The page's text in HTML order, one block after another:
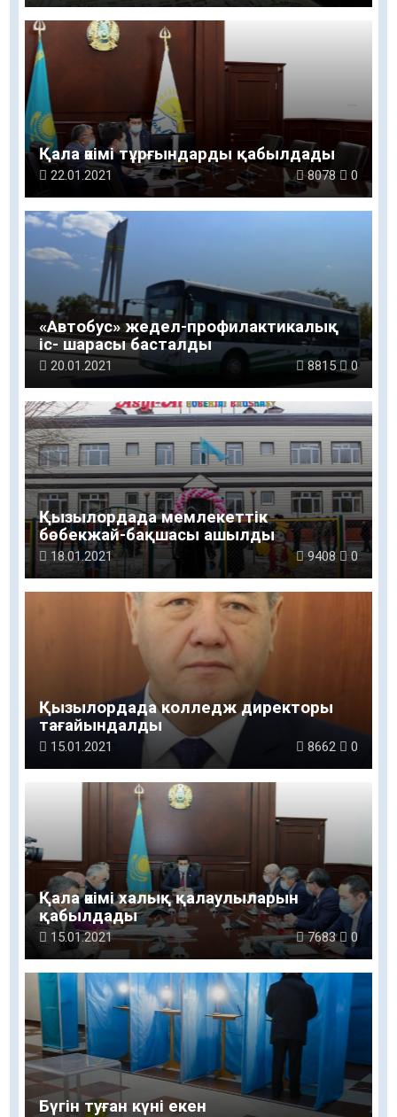
Қала әкімі тұрғындарды қабылдады
22.01.2021 8078 0
«Автобус» жедел-профилактикалық
іс- шарасы басталды
20.01.2021 8815 0
Қызылордада мемлекеттік
бөбекжай-бақшасы ашылды
18.01.2021 9408 0
Қызылордада колледж директоры
тағайындалды
15.01.2021 8662 0
Қала әкімі халық қалаулыларын
қабылдады
15.01.2021 7683 0
Бүгін туған күні екен